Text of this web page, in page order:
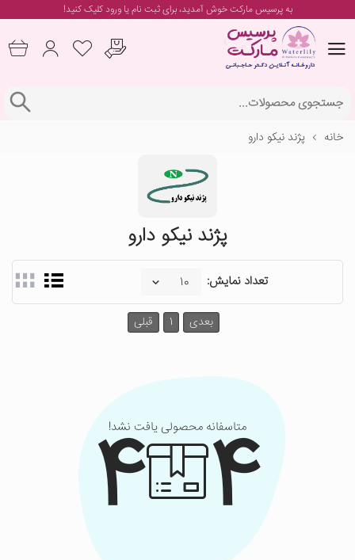
به پرسیس مارکت خوش آمدید، برایثبت نام یا ورودکلیک کنید!
خانه پژند نیکو دارو
پژند نیکو دارو
تعداد نمایش:
قبلی 1 بعدی
متاسفانه محصولی یافت نشد!
4 4